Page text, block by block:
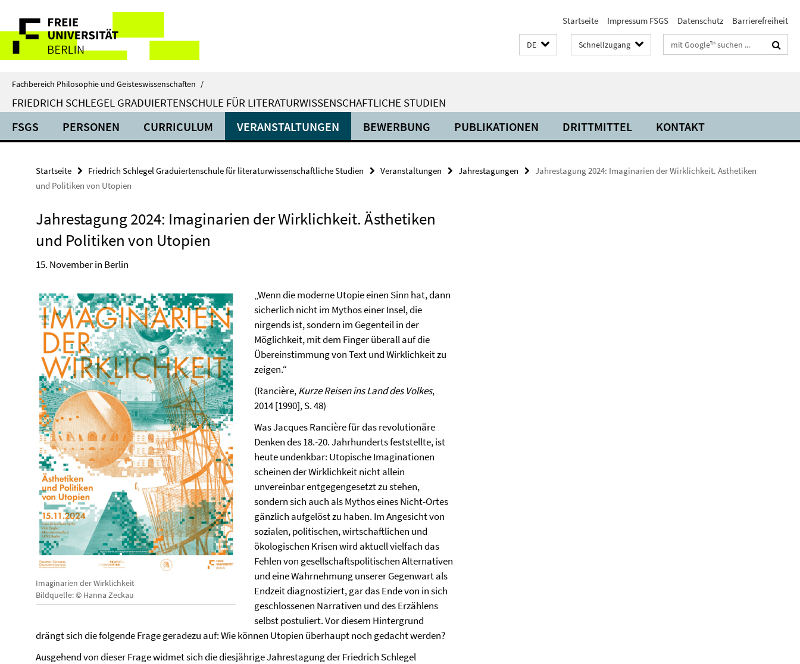
direkt
Inhalt
Service-
Navigation
Startseite Impressum FSGS Datenschutz Barrierefreiheit
DE Schnellzugang Suchbegriffe
Fachbereich Philosophie und Geisteswissenschaften /
FRIEDRICH SCHLEGEL GRADUIERTENSCHULE FÜR LITERATURWISSENSCHAFTLICHE STUDIEN
FSGS PERSONEN CURRICULUM VERANSTALTUNGEN BEWERBUNG PUBLIKATIONEN DRITTMITTEL KONTAKT
Startseite Friedrich Schlegel Graduiertenschule für literaturwissenschaftliche Studien Veranstaltungen Jahrestagungen
Jahrestagung 2024: Imaginarien der Wirklichkeit. Ästhetiken
und Politiken von Utopien
Jahrestagung 2024: Imaginarien der Wirklichkeit. Ästhetiken
und Politiken von Utopien
15. November in Berlin
Imaginarien der Wirklichkeit
Bildquelle: © Hanna Zeckau
„Wenn die moderne Utopie einen Sinn hat, dann
sicherlich nicht im Mythos einer Insel, die
nirgends ist, sondern im Gegenteil in der
Möglichkeit, mit dem Finger überall auf die
Übereinstimmung von Text und Wirklichkeit zu
zeigen.“
(Rancière,Kurze Reisen ins Land des Volkes,
2014 [1990], S. 48)
Was Jacques Rancière für das revolutionäre
Denken des 18.-20. Jahrhunderts feststellte, ist
heute undenkbar: Utopische Imaginationen
scheinen der Wirklichkeit nicht allein
unvereinbar entgegengesetzt zu stehen,
sondern sich auch als Mythos eines Nicht-Ortes
gänzlich aufgelöst zu haben. Im Angesicht von
sozialen, politischen, wirtschaftlichen und
ökologischen Krisen wird aktuell vielfach das
Fehlen von gesellschaftspolitischen Alternativen
und eine Wahrnehmung unserer Gegenwart als
Endzeit diagnostiziert, gar das Ende von in sich
geschlossenen Narrativen und des Erzählens
selbst postuliert. Vor diesem Hintergrund
drängt sich die folgende Frage geradezu auf: Wie können Utopien überhaupt noch gedacht werden?
Ausgehend von dieser Frage widmet sich die diesjährige Jahrestagung der Friedrich Schlegel